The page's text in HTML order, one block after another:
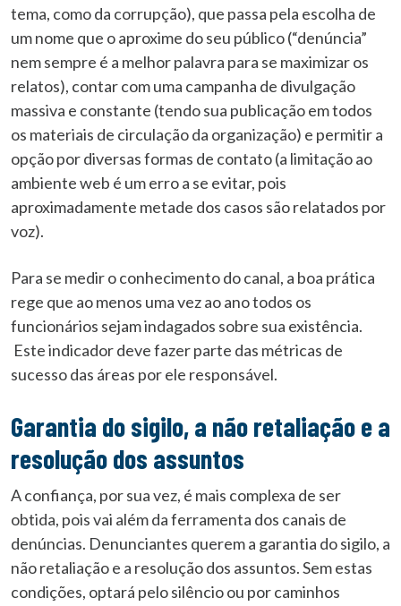
tema, como da corrupção), que passa pela escolha de
um nome que o aproxime do seu público (“denúncia”
nem sempre é a melhor palavra para se maximizar os
relatos), contar com uma campanha de divulgação
massiva e constante (tendo sua publicação em todos
os materiais de circulação da organização) e permitir a
opção por diversas formas de contato (a limitação ao
ambiente web é um erro a se evitar, pois
aproximadamente metade dos casos são relatados por
voz).
Para se medir o conhecimento do canal, a boa prática
rege que ao menos uma vez ao ano todos os
funcionários sejam indagados sobre sua existência.
Este indicador deve fazer parte das métricas de
sucesso das áreas por ele responsável.
Garantia do sigilo, a não retaliação e a
resolução dos assuntos
A confiança, por sua vez, é mais complexa de ser
obtida, pois vai além da ferramenta dos canais de
denúncias. Denunciantes querem a garantia do sigilo, a
não retaliação e a resolução dos assuntos. Sem estas
condições, optará pelo silêncio ou por caminhos